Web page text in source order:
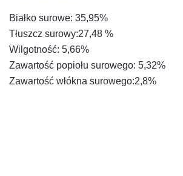
Białko surowe: 35,95%
Tłuszcz surowy:27,48 %
Wilgotność: 5,66%
Zawartość popiołu surowego: 5,32%
Zawartość włókna surowego:2,8%